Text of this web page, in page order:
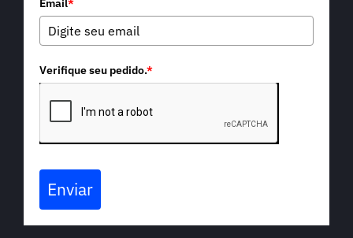
Email*
Verifique seu pedido.*
Enviar